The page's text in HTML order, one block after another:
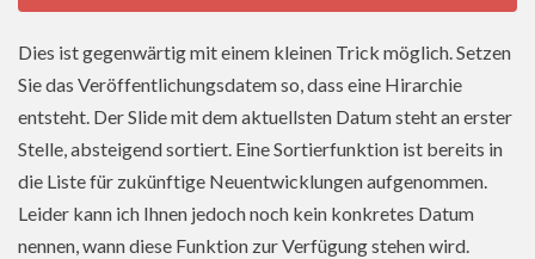
Dies ist gegenwärtig mit einem kleinen Trick möglich. Setzen
Sie das Veröffentlichungsdatem so, dass eine Hirarchie
entsteht. Der Slide mit dem aktuellsten Datum steht an erster
Stelle, absteigend sortiert. Eine Sortierfunktion ist bereits in
die Liste für zukünftige Neuentwicklungen aufgenommen.
Leider kann ich Ihnen jedoch noch kein konkretes Datum
nennen, wann diese Funktion zur Verfügung stehen wird.